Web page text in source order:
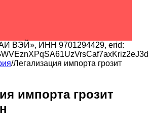
ВЭЙ», ИНН 9701294429, erid:
/Легализация импорта грозит
импорта грозит